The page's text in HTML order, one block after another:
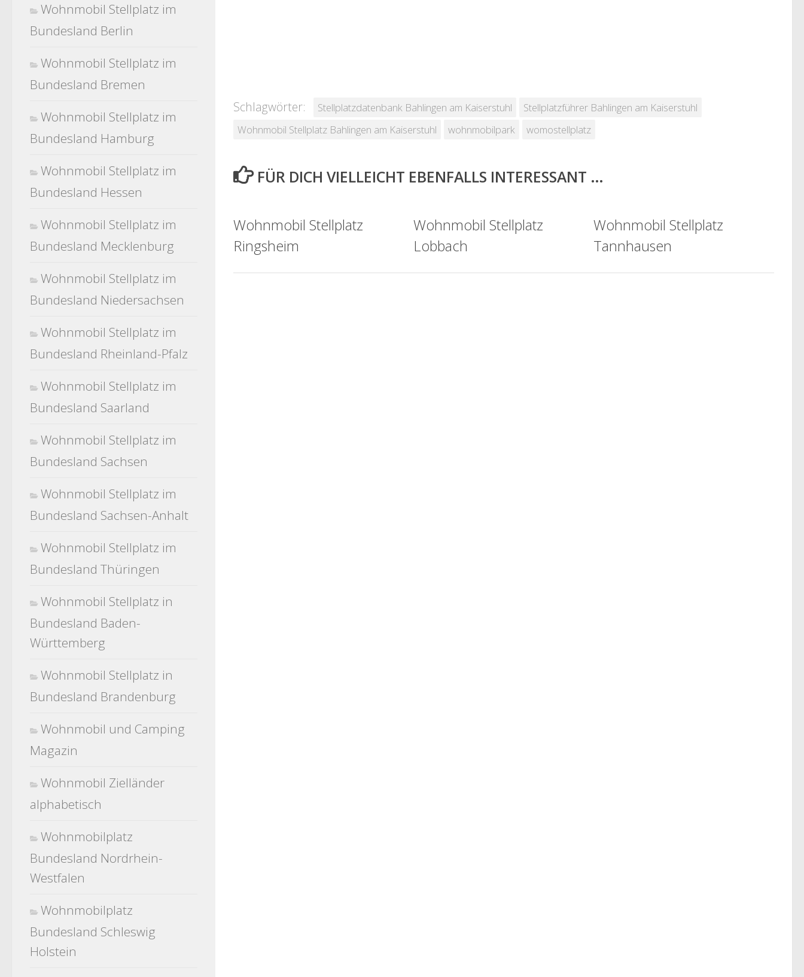
Schlagwörter: Stellplatzdatenbank Bahlingen am Kaiserstuhl
Stellplatzführer Bahlingen am Kaiserstuhl
Wohnmobil Stellplatz Bahlingen am Kaiserstuhl
wohnmobilpark womostellplatz
FÜR DICH VIELLEICHT EBENFALLS INTERESSANT …
Wohnmobil Stellplatz
Ringsheim
Wohnmobil Stellplatz
Lobbach
Wohnmobil Stellplatz
Tannhausen
Wohnmobil Stellplatz im
Bundesland Berlin
Wohnmobil Stellplatz im
Bundesland Bremen
Wohnmobil Stellplatz im
Bundesland Hamburg
Wohnmobil Stellplatz im
Bundesland Hessen
Wohnmobil Stellplatz im
Bundesland Mecklenburg
Wohnmobil Stellplatz im
Bundesland Niedersachsen
Wohnmobil Stellplatz im
Bundesland Rheinland-Pfalz
Wohnmobil Stellplatz im
Bundesland Saarland
Wohnmobil Stellplatz im
Bundesland Sachsen
Wohnmobil Stellplatz im
Bundesland Sachsen-Anhalt
Wohnmobil Stellplatz im
Bundesland Thüringen
Wohnmobil Stellplatz in
Bundesland Baden-
Württemberg
Wohnmobil Stellplatz in
Bundesland Brandenburg
Wohnmobil und Camping
Magazin
Wohnmobil Zielländer
alphabetisch
Wohnmobilplatz
Bundesland Nordrhein-
Westfalen
Wohnmobilplatz
Bundesland Schleswig
Holstein